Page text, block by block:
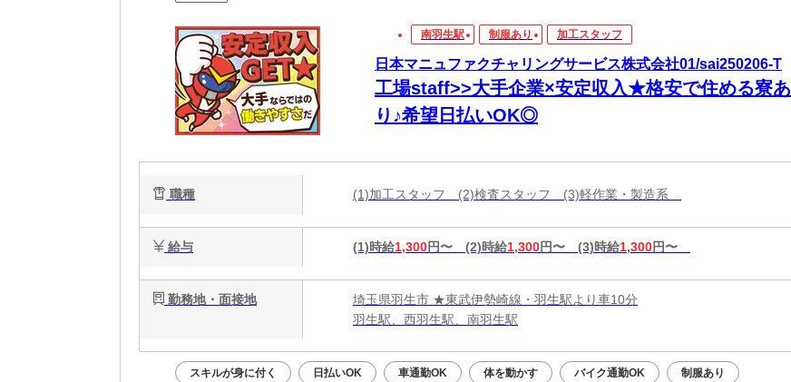
南羽生駅 制服あり 加工スタッフ
日本マニュファクチャリングサービス株式会社01/sai250206-T
工場staff>>大手企業×安定収入★格安で住める寮あ
り♪希望日払いOK◎
職種 (1)加工スタッフ (2)検査スタッフ (3)軽作業・製造系
給与 (1)時給1,300円〜 (2)時給1,300円〜 (3)時給1,300円〜
勤務地・面接地
埼玉県羽生市 ★東武伊勢崎線・羽生駅より車10分
羽生駅、西羽生駅、南羽生駅
スキルが身に付く 日払いOK 車通勤OK 体を動かす バイク通勤OK 制服あり